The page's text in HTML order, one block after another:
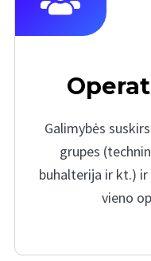
Galimybės
grupes
buhalterija ir kt.)
vieno